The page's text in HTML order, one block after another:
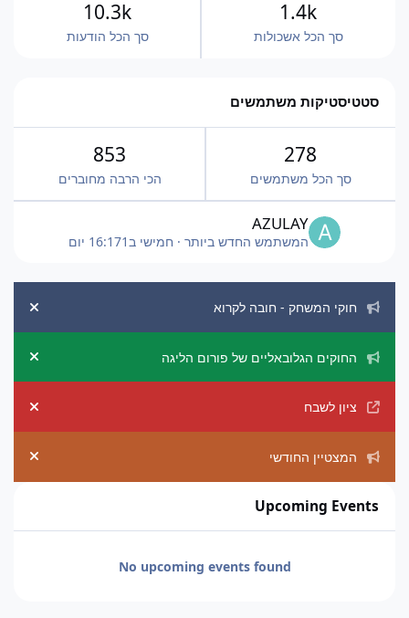
סך הכל אשכולות
1.4k
סך הכל הודעות
10.3k
סטטיסטיקות משתמשים
278
סך הכל משתמשים
853
הכי הרבה מחוברים
AZULAY
המשתמש החדש ביותר · חמישי ב16:171 יום
חוקי המשחק - חובה לקרוא
החוקים הגלובאליים של פורום הליגה
ציון לשבח
המצטיין החודשי
Upcoming Events
No upcoming events found